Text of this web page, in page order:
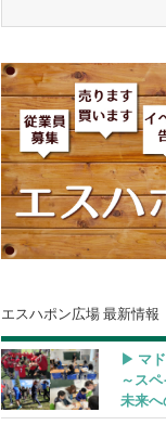
エスハポン広場 最新情報
▶︎ マ
～ス
未来へ